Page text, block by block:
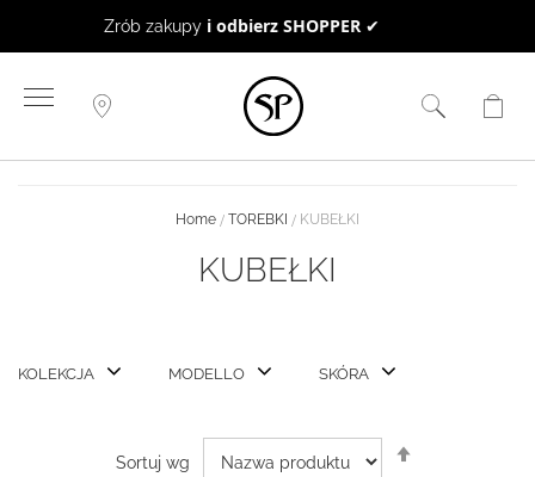
BON UPOMINKOWYto doskonały pomysł na prezent ☻
do
treści
Home TOREBKI KUBEŁKI
KUBEŁKI
KOLEKCJA MODELLO SKÓRA
Sortuj wg